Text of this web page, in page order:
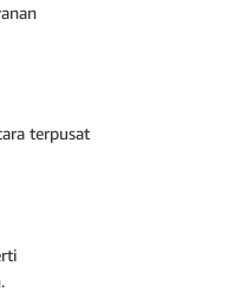
terpusat